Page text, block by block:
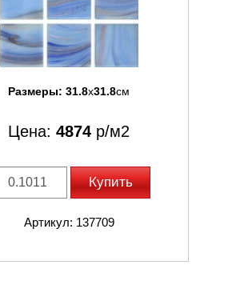
Размеры: 31.8x31.8см
Цена: 4874 р/м2
Купить
Артикул: 137709